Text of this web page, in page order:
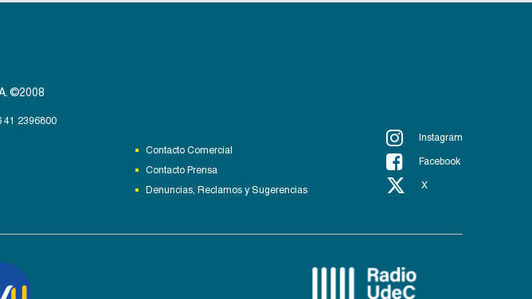
©2008
41 2396800
Contacto Comercial
Contacto Prensa
Denuncias, Reclamos y Sugerencias
Instagram
Facebook
X